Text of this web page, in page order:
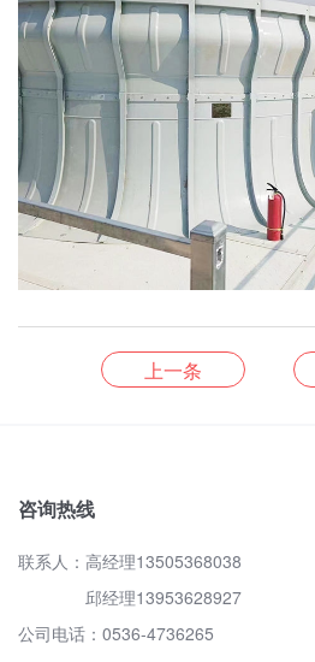
上一条
咨询热线
联系人：高经理13505368038
邱经理13953628927
公司电话：0536-4736265